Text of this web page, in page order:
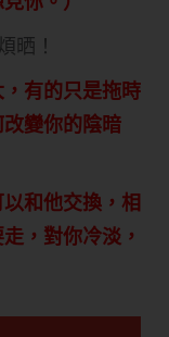
晒！
，有的只是拖時
變你的陰暗
和他交換，相
，對你冷淡，